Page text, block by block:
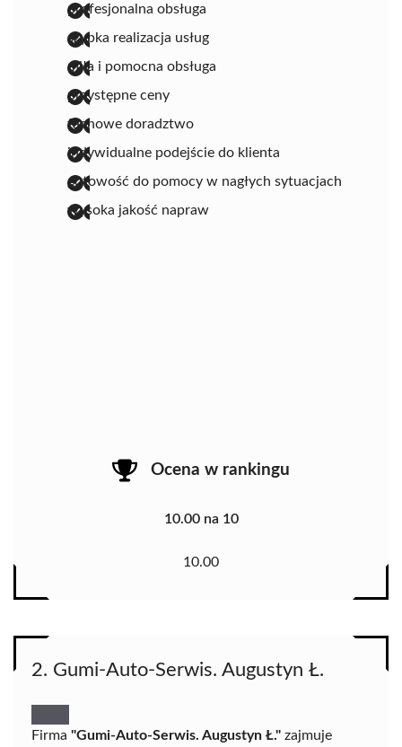
profesjonalna obsługa
szybka realizacja usług
miła i pomocna obsługa
przystępne ceny
fachowe doradztwo
indywidualne podejście do klienta
gotowość do pomocy w nagłych sytuacjach
wysoka jakość napraw
Ocena w rankingu
10.00 na 10
10.00
2. Gumi-Auto-Serwis. Augustyn Ł.
Firma "Gumi-Auto-Serwis. Augustyn Ł." zajmuje